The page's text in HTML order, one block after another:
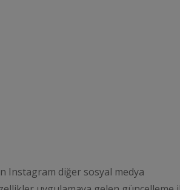
Instagram diğer sosyal medya